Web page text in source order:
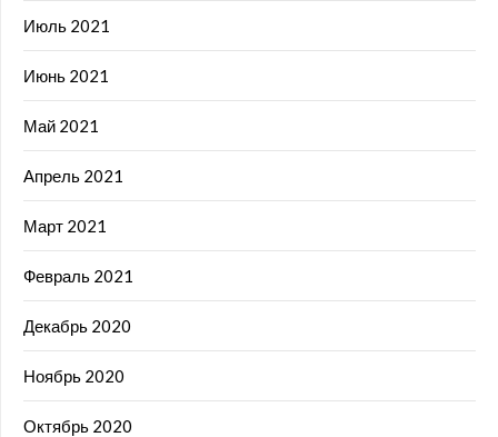
Июль 2021
Июнь 2021
Май 2021
Апрель 2021
Март 2021
Февраль 2021
Декабрь 2020
Ноябрь 2020
Октябрь 2020